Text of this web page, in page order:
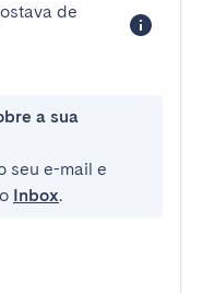
de
a sua
seu e-mail e
Inbox.